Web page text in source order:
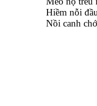
Hiềm nỗi
Nồi canh